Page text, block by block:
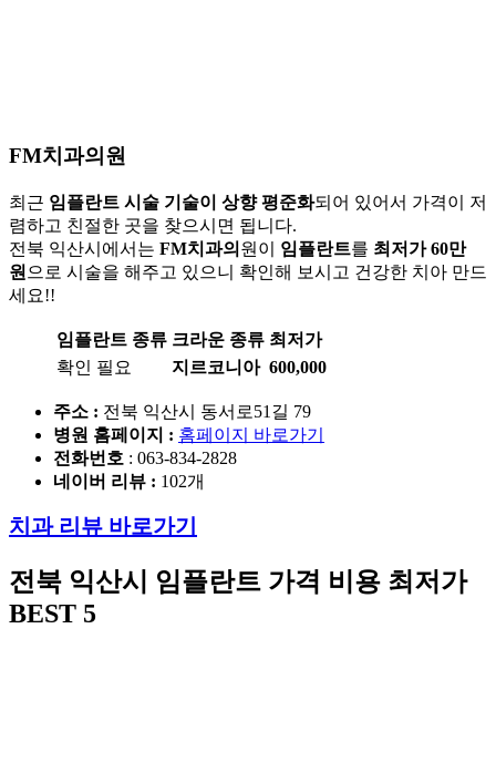
FM치과의원
최근 임플란트 시술 기술이 상향 평준화되어 있어서 가격이 저
렴하고 친절한 곳을 찾으시면 됩니다.
전북 익산시에서는 FM치과의 원이 임플란트를 최저가 60만
원 으로 시술을 해주고 있으니 확인해 보시고 건강한 치아 만드
세요!!
임플란트 종류 크라운 종류 최저가
확인 필요
지르코니아 600,000
주소 : 전북 익산시 동서로51길 79
병원 홈페이지 : 홈페이지 바로가기
전화번호 : 063-834-2828
네이버 리뷰 : 102개
치과 리뷰 바로가기
전북 익산시
임플란트 가격 비용 최저가
BEST 5